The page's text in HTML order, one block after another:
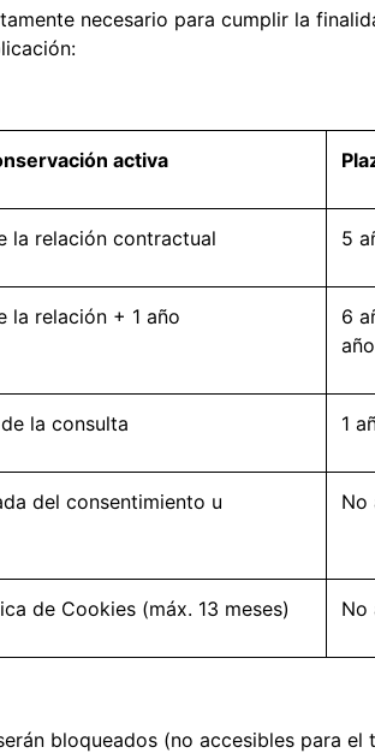
necesario para cumplir la
activa
la relación contractual 5
la relación + 1 año
6
la consulta 1
del consentimiento u
No
de Cookies (máx. 13 meses) No
bloqueados (no accesibles para